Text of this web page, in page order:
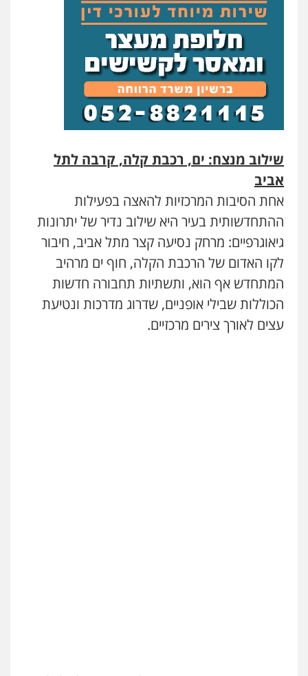
שילוב מנצח: ים, רכבת קלה, קרבה לתל
אביב
אחת הסיבות המרכזיות להאצה בפעילות
ההתחדשותית בעיר היא שילוב נדיר של יתרונות
גיאוגרפיים: מרחק נסיעה קצר מתל אביב, חיבור
לקו האדום של הרכבת הקלה, חוף ים מרהיב
המתחדש אף הוא, ותשתיות תחבורה חדשות
הכוללות שבילי אופניים, שדרוג מדרכות ונטיעת
עצים לאורך צירים מרכזיים.